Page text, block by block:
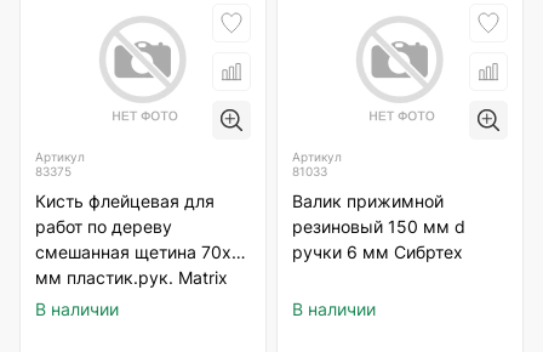
Артикул
83375
Кисть флейцевая для
работ по дереву
смешанная щетина 70х12
мм пластик.рук. Мatrix
В наличии
Артикул
81033
Валик прижимной
резиновый 150 мм d
ручки 6 мм Сибртех
В наличии